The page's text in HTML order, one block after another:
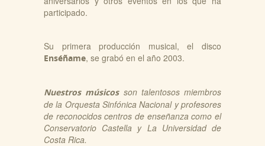
participado.
Su primera producción musical, el disco
Enséñame, se grabó en el año 2003.
Nuestros músicosson talentosos miembros
de la Orquesta Sinfónica Nacional y profesores
de reconocidos centros de enseñanza como el
Conservatorio Castella y La Universidad de
Costa Rica.